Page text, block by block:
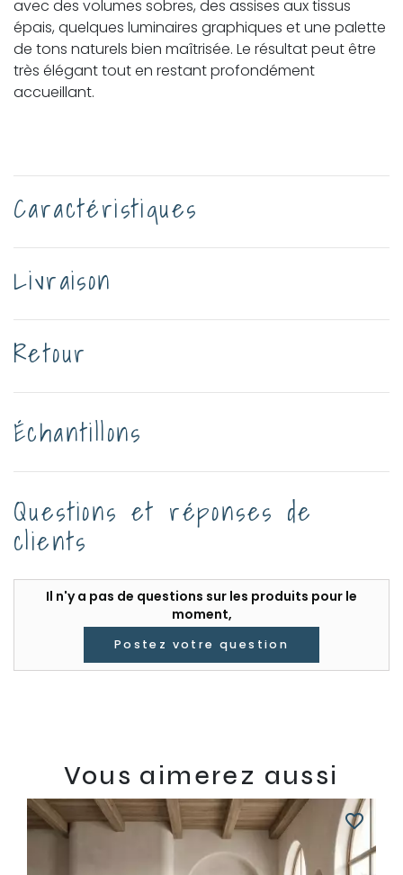
avec des volumes sobres, des assises aux tissus
épais, quelques luminaires graphiques et une palette
de tons naturels bien maîtrisée. Le résultat peut être
très élégant tout en restant profondément
accueillant.
Caractéristiques
Livraison
Retour
Échantillons
Questions et réponses de
clients
Il n'y a pas de questions sur les produits pour le
moment,
Postez votre question
Vous aimerez aussi
favorite_border